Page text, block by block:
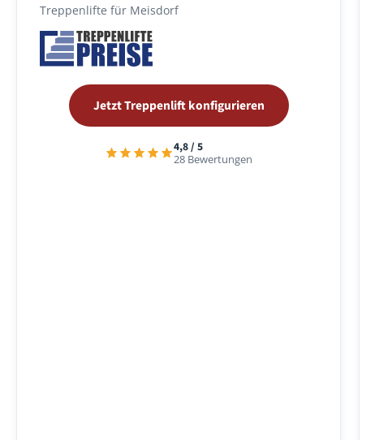
Treppenlifte für Meisdorf
Jetzt Treppenlift konfigurieren
4,8 / 5
28 Bewertungen